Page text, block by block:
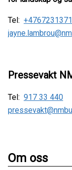
Tel: +4767231371
Pressevakt
Tel: 917 33 440
Om oss